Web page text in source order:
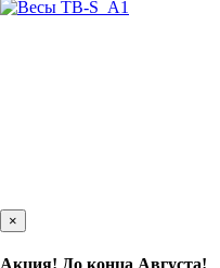
×
Акция! До конца Августа!